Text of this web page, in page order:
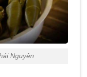
Nguyên